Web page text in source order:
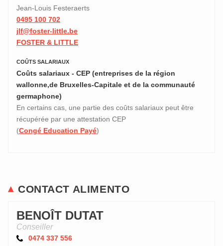
Jean-Louis Festeraerts
0495 100 702
jlf@foster-little.be
FOSTER & LITTLE
COÛTS SALARIAUX
Coûts salariaux - CEP (entreprises de la région
wallonne,de Bruxelles-Capitale et de la communauté
germaphone)
En certains cas, une partie des coûts salariaux peut être
récupérée par une attestation CEP
(Congé Education Payé)
CONTACT ALIMENTO
BENOÎT DUTAT
Conseiller
0474 337 556